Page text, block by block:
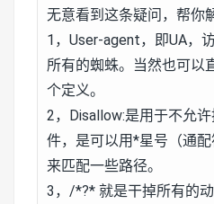
无意看到这条疑问，帮你
1，User-agent，即UA，
所有的蜘蛛。当然也可以
个定义。
2，Disallow:是用于不允
件，是可以用*星号（通
来匹配一些路径。
3，/*?* 就是干掉所有的